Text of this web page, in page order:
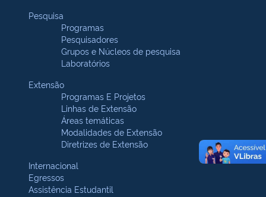
Pesquisa
Programas
Pesquisadores
Grupos e Núcleos de pesquisa
Laboratórios
Extensão
Programas E Projetos
Linhas de Extensão
Áreas temáticas
Modalidades de Extensão
Diretrizes de Extensão
Internacional
Egressos
Assistência Estudantil